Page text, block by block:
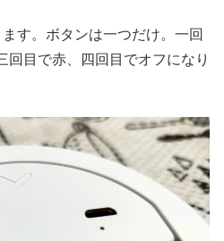
す。ボタンは一つだけ。一回
回目で赤、四回目でオフになり